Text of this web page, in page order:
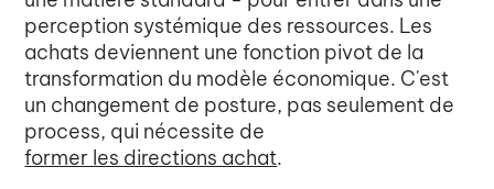
perception systémique des ressources. Les
achats deviennent une fonction pivot de la
transformation du modèle économique. C'est
un changement de posture, pas seulement de
process, qui nécessite de
former les directions achat.